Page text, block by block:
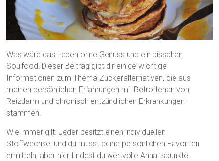
Was wäre das Leben ohne Genuss und ein bisschen
Soulfood! Dieser Beitrag gibt dir einige wichtige
Informationen zum Thema Zuckeralternativen, die aus
meinen persönlichen Erfahrungen mit Betroffenen von
Reizdarm und chronisch entzündlichen Erkrankungen
stammen.
Wie immer gilt: Jeder besitzt einen individuellen
Stoffwechsel und du musst deine persönlichen Favoriten
ermitteln, aber hier findest du wertvolle Anhaltspunkte.